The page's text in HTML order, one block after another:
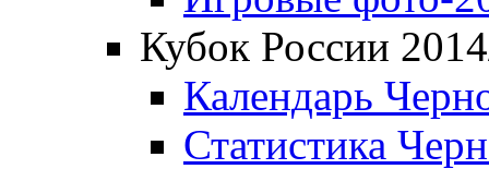
Кубок России
Календарь
Статистика